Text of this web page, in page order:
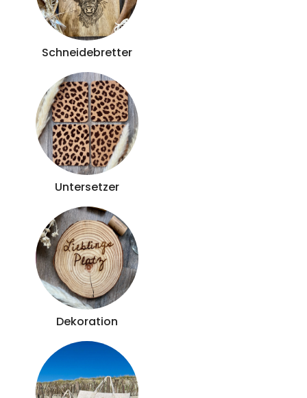
Schneidebretter
Untersetzer
Dekoration